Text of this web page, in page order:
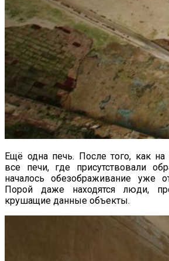
Ещё одна печь. После того, как на
все печи, где присутствовали
началось обезображивание уже
Порой даже находятся люди,
крушащие данные объекты.